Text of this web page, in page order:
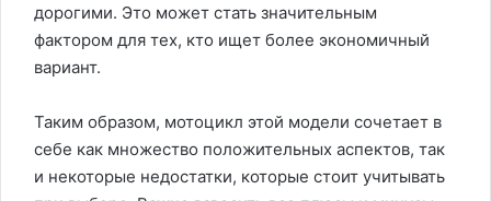
дорогими. Это может стать значительным
фактором для тех, кто ищет более экономичный
вариант.
Таким образом, мотоцикл этой модели сочетает в
себе как множество положительных аспектов, так
и некоторые недостатки, которые стоит учитывать